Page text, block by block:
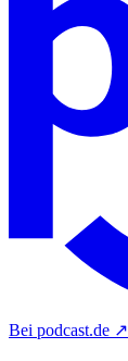
Bei podcast.de ↗